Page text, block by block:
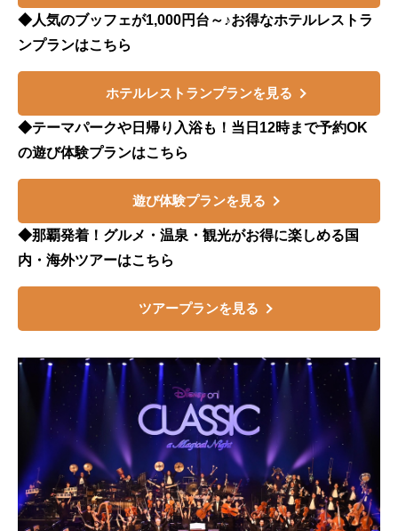
◆人気のブッフェが1,000円台～♪お得なホテルレストラ
ンプランはこちら
ホテルレストランプランを見る
◆テーマパークや日帰り入浴も！当日12時まで予約OK
の遊び体験プランはこちら
遊び体験プランを見る
◆那覇発着！グルメ・温泉・観光がお得に楽しめる国
内・海外ツアーはこちら
ツアープランを見る